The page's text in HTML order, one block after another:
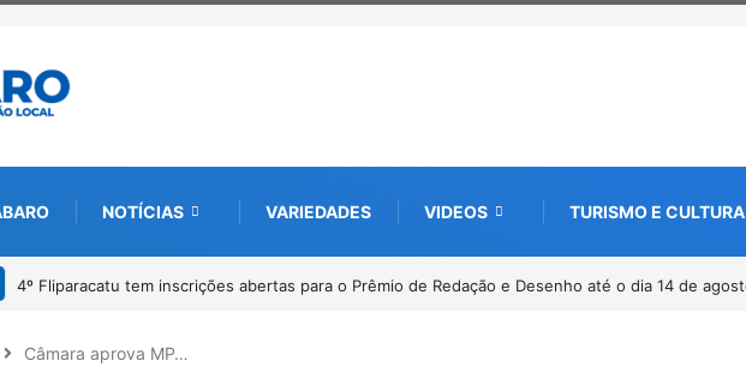
NOTÍCIAS VARIEDADES VIDEOS TURISMO E CULTURA
de agostoParacatu caminha pelos 20 anos da Lei Maria da Penha
Câmara aprova MP…